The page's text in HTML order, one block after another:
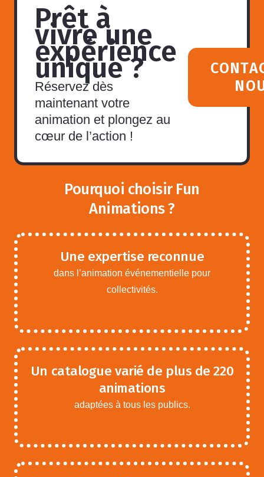
Prêt à
vivre une
expérience
unique ?
Réservez dès
maintenant votre
animation et plongez au
cœur de l’action !
Pourquoi choisir Fun
Animations ?
Une expertise reconnue
dans l’animation événementielle pour
collectivités.
Un catalogue varié de plus de 220
animations
adaptées à tous les publics.